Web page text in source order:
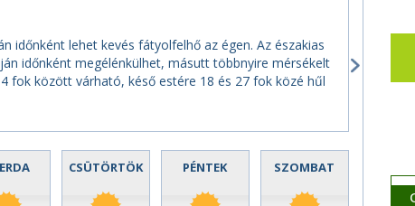
időnként lehet kevés fátyolfelhő az égen. Az északias
időnként megélénkülhet, másutt többnyire mérsékelt
fok között várható, késő estére 18 és 27 fok közé hűl
CSÜTÖRTÖK PÉNTEK SZOMBAT